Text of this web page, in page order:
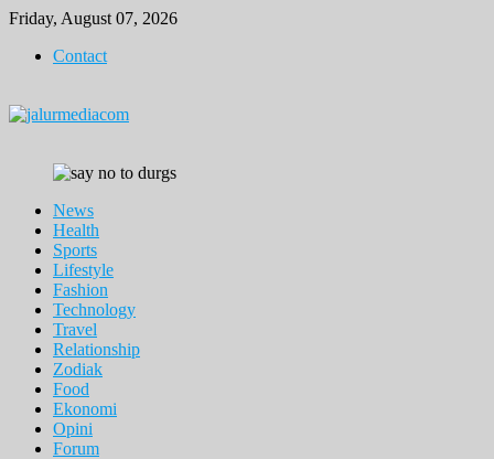
Skip
content
Friday, August 07, 2026
Contact
News
Health
Sports
Lifestyle
Fashion
Technology
Travel
Relationship
Zodiak
Food
Ekonomi
Opini
Forum